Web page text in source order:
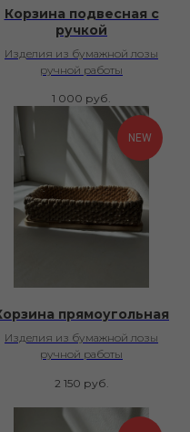
Корзина подвесная с
ручкой
Изделия из бумажной лозы
ручной работы
1 000 руб.
NEW
прямоугольная
Изделия из бумажной лозы
ручной работы
2 150 руб.